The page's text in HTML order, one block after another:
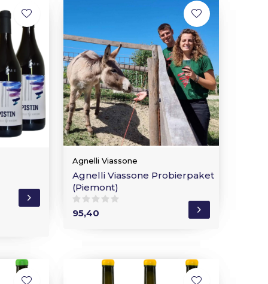
Agnelli Viassone
Agnelli Viassone Probierpaket
(Piemont)
95,40